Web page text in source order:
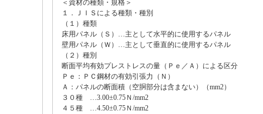
＜資材の種類・規格＞
１．ＪＩＳによる種類・種別
（１）種類
床用パネル（Ｓ）…主として水平的に使用するパネル
壁用パネル（Ｗ）…主として垂直的に使用するパネル
（２）種別
断面平均有効プレストレスの量（Ｐｅ／Ａ）による区分
Ｐｅ：ＰＣ鋼材の有効引張力（Ｎ）
Ａ：パネルの断面積（空胴部分は含まない）（mm2）
３０種 …3.00±0.75Ｎ/mm2
４５種 …4.50±0.75Ｎ/mm2